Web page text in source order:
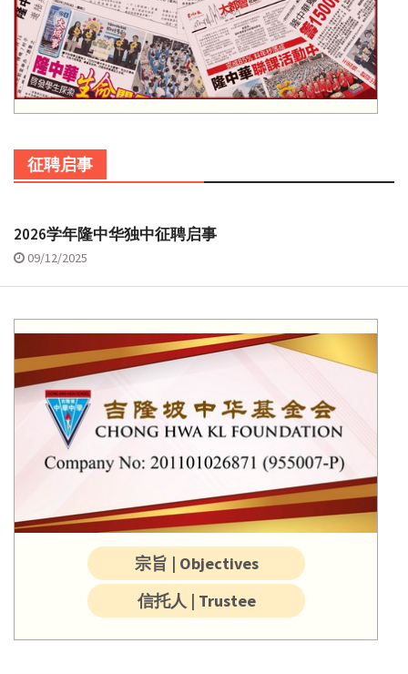
征聘启事
2026学年隆中华独中征聘启事
09/12/2025
宗旨 | Objectives
信托人 | Trustee